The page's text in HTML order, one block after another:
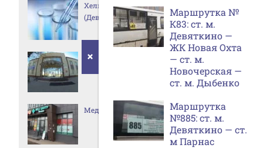
Хеликс и Инвитро в Мурино
(Девяткино)
Росреестр в Девяткино (Больше не
работает — обращайтесь в МФЦ)
Медицинский центр «Виктория»
×
Маршрутка №
К83: ст. м.
Девяткино —
ЖК Новая Охта
— ст. м.
Новочерская —
ст. м. Дыбенко
Маршрутка
№885: ст. м.
Девяткино — ст.
м Парнас